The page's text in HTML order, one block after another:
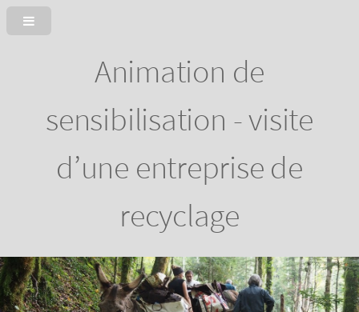
Animation de
sensibilisation - visite
d’une entreprise de
recyclage